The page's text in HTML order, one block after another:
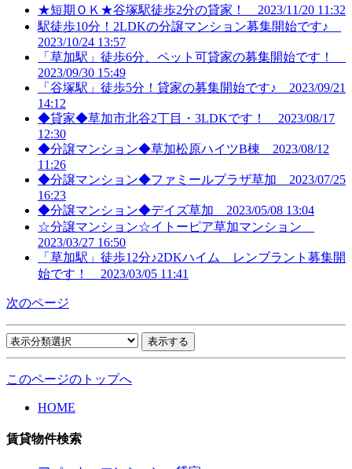
★短期ＯＫ★谷塚駅徒歩2分の貸家！ 2023/11/20 11:32
駅徒歩10分！2LDKの分譲マンション募集開始です♪
2023/10/24 13:57
「草加駅」徒歩6分、ペット可貸家の募集開始です！
2023/09/30 15:49
「谷塚駅」徒歩5分！貸家の募集開始です♪ 2023/09/21
14:12
◆貸家◆草加市北谷2丁目・3LDKです！ 2023/08/17
12:30
◆分譲マンション◆草加松原ハイツB棟 2023/08/12
11:26
◆分譲マンション◆ファミールプラザ草加 2023/07/25
16:23
◆分譲マンション◆デイズ草加 2023/05/08 13:04
☆分譲マンション☆イトーピア草加マンション
2023/03/27 16:50
「草加駅」徒歩12分♪2DKハイム レンブラント募集開
始です！ 2023/03/05 11:41
次のページ
このページのトップへ
HOME
賃貸物件検索